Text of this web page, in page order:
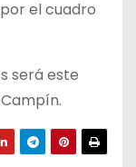
el cuadro
será este